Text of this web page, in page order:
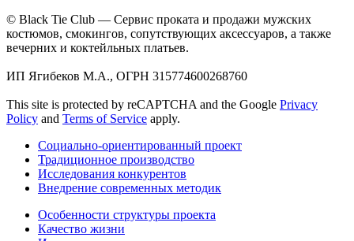
© Black Tie Club — Сервис проката и продажи мужских
костюмов, смокингов, сопутствующих аксессуаров, а также
вечерних и коктейльных платьев.
ИП Ягибеков М.А., ОГРН 315774600268760
This site is protected by reCAPTCHA and the Google Privacy
Policy and Terms of Service apply.
Социально-ориентированный проект
Традиционное производство
Исследования конкурентов
Внедрение современных методик
Особенности структуры проекта
Качество жизни